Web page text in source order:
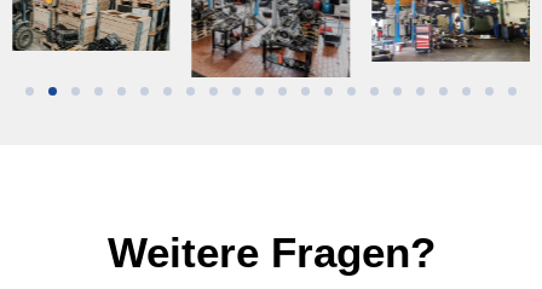
Weitere Fragen?